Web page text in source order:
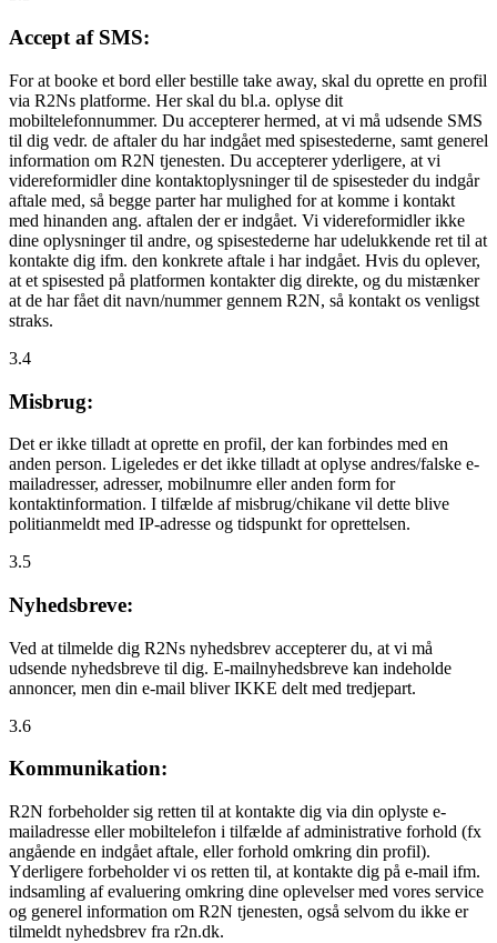
Accept af SMS:
For at booke et bord eller bestille take away, skal du oprette en profil
via R2Ns platforme. Her skal du bl.a. oplyse dit
mobiltelefonnummer. Du accepterer hermed, at vi må udsende SMS
til dig vedr. de aftaler du har indgået med spisestederne, samt generel
information om R2N tjenesten. Du accepterer yderligere, at vi
videreformidler dine kontaktoplysninger til de spisesteder du indgår
aftale med, så begge parter har mulighed for at komme i kontakt
med hinanden ang. aftalen der er indgået. Vi videreformidler ikke
dine oplysninger til andre, og spisestederne har udelukkende ret til at
kontakte dig ifm. den konkrete aftale i har indgået. Hvis du oplever,
at et spisested på platformen kontakter dig direkte, og du mistænker
at de har fået dit navn/nummer gennem R2N, så kontakt os venligst
straks.
3.4
Misbrug:
Det er ikke tilladt at oprette en profil, der kan forbindes med en
anden person. Ligeledes er det ikke tilladt at oplyse andres/falske e-
mailadresser, adresser, mobilnumre eller anden form for
kontaktinformation. I tilfælde af misbrug/chikane vil dette blive
politianmeldt med IP-adresse og tidspunkt for oprettelsen.
3.5
Nyhedsbreve:
Ved at tilmelde dig R2Ns nyhedsbrev accepterer du, at vi må
udsende nyhedsbreve til dig. E-mailnyhedsbreve kan indeholde
annoncer, men din e-mail bliver IKKE delt med tredjepart.
3.6
Kommunikation:
R2N forbeholder sig retten til at kontakte dig via din oplyste e-
mailadresse eller mobiltelefon i tilfælde af administrative forhold (fx
angående en indgået aftale, eller forhold omkring din profil).
Yderligere forbeholder vi os retten til, at kontakte dig på e-mail ifm.
indsamling af evaluering omkring dine oplevelser med vores service
og generel information om R2N tjenesten, også selvom du ikke er
tilmeldt nyhedsbrev fra r2n.dk.